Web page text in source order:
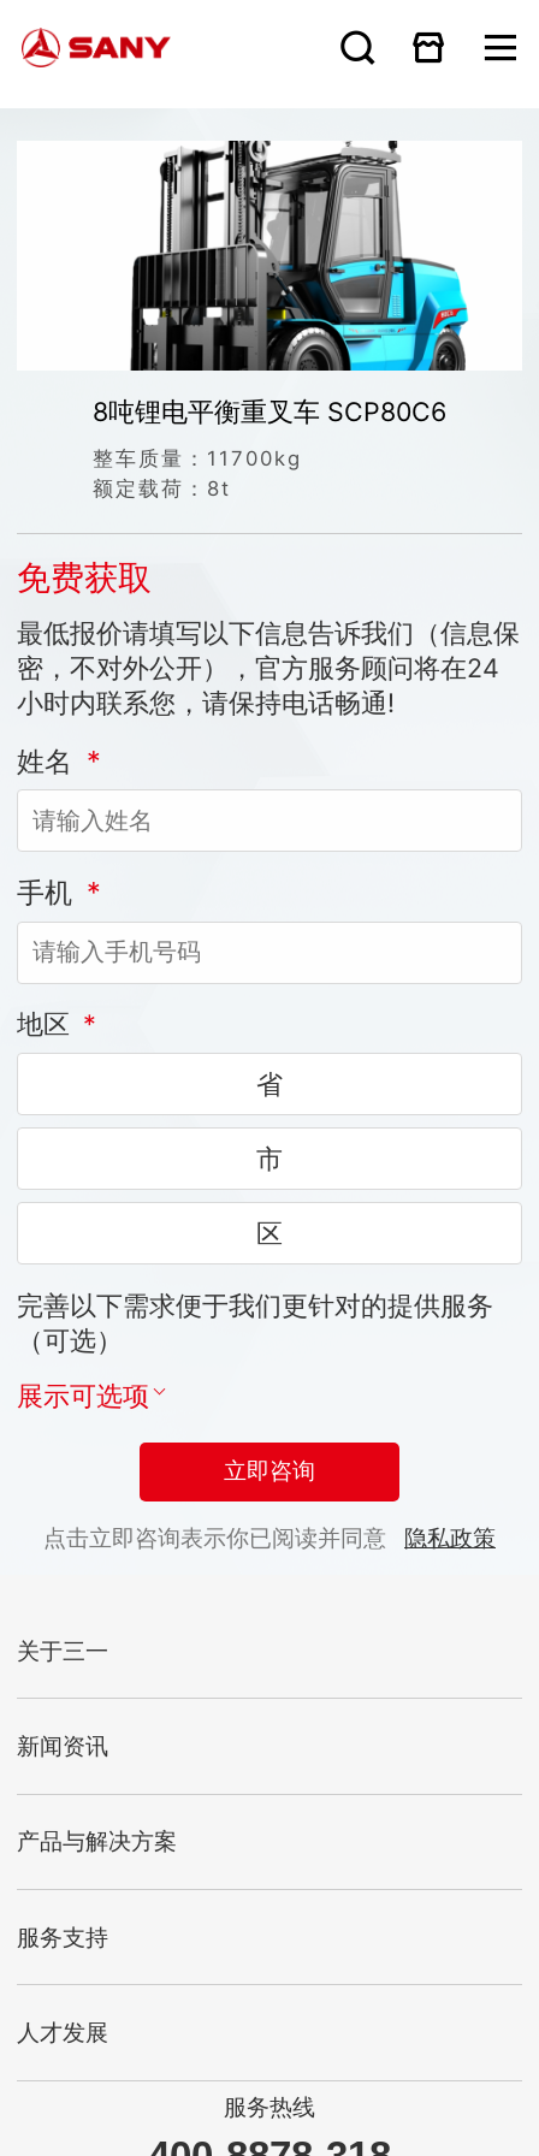
8吨锂电平衡重叉车 SCP80C6
整车质量：
额定载荷：
11700kg
8t
免费获取
最低报价请填写以下信息告诉我们（信息保
密，不对外公开），官方服务顾问将在24
小时内联系您，请保持电话畅通!
姓名 *
手机 *
地区 *
省
市
区
完善以下需求便于我们更针对的提供服务
（可选）
展示可选项
立即咨询
点击立即咨询表示你已阅读并同意 隐私政策
关于三一
新闻资讯
产品与解决方案
服务支持
人才发展
服务热线